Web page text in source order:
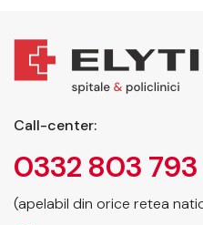
Call-center:
0332 803 793
(apelabil din orice retea